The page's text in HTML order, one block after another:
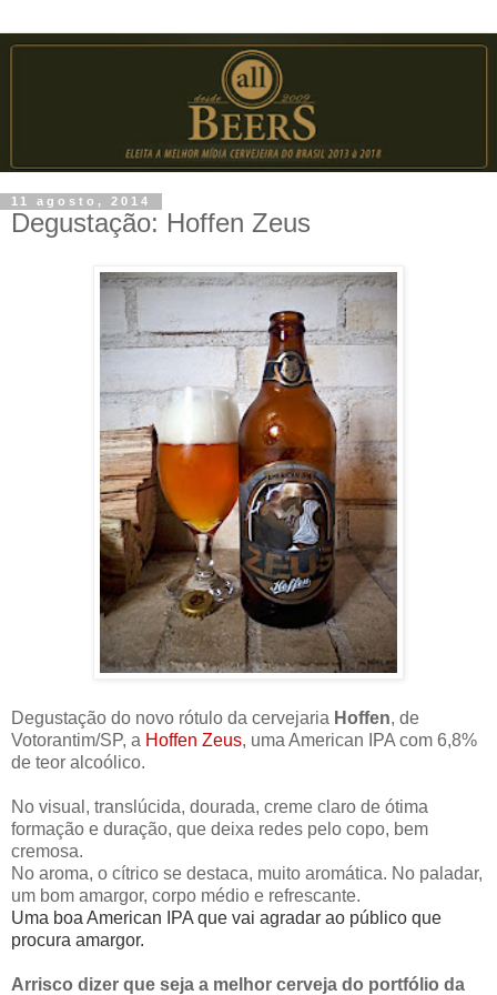
11 agosto, 2014
Degustação: Hoffen Zeus
Degustação do novo rótulo da cervejaria Hoffen, de
Votorantim/SP, a Hoffen Zeus, uma American IPA com 6,8%
de teor alcoólico.
No visual, translúcida, dourada, creme claro de ótima
formação e duração, que deixa redes pelo copo, bem
cremosa.
No aroma, o cítrico se destaca, muito aromática. No paladar,
um bom amargor, corpo médio e refrescante.
Uma boa American IPA que vai agradar ao público que
procura amargor.
Arrisco dizer que seja a melhor cerveja do portfólio da